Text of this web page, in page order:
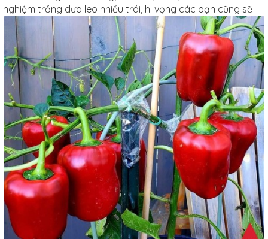
nghiệm trồng dưa leo nhiều trái, hi vọng các bạn cũng sẽ
làm được điều "sai trái"